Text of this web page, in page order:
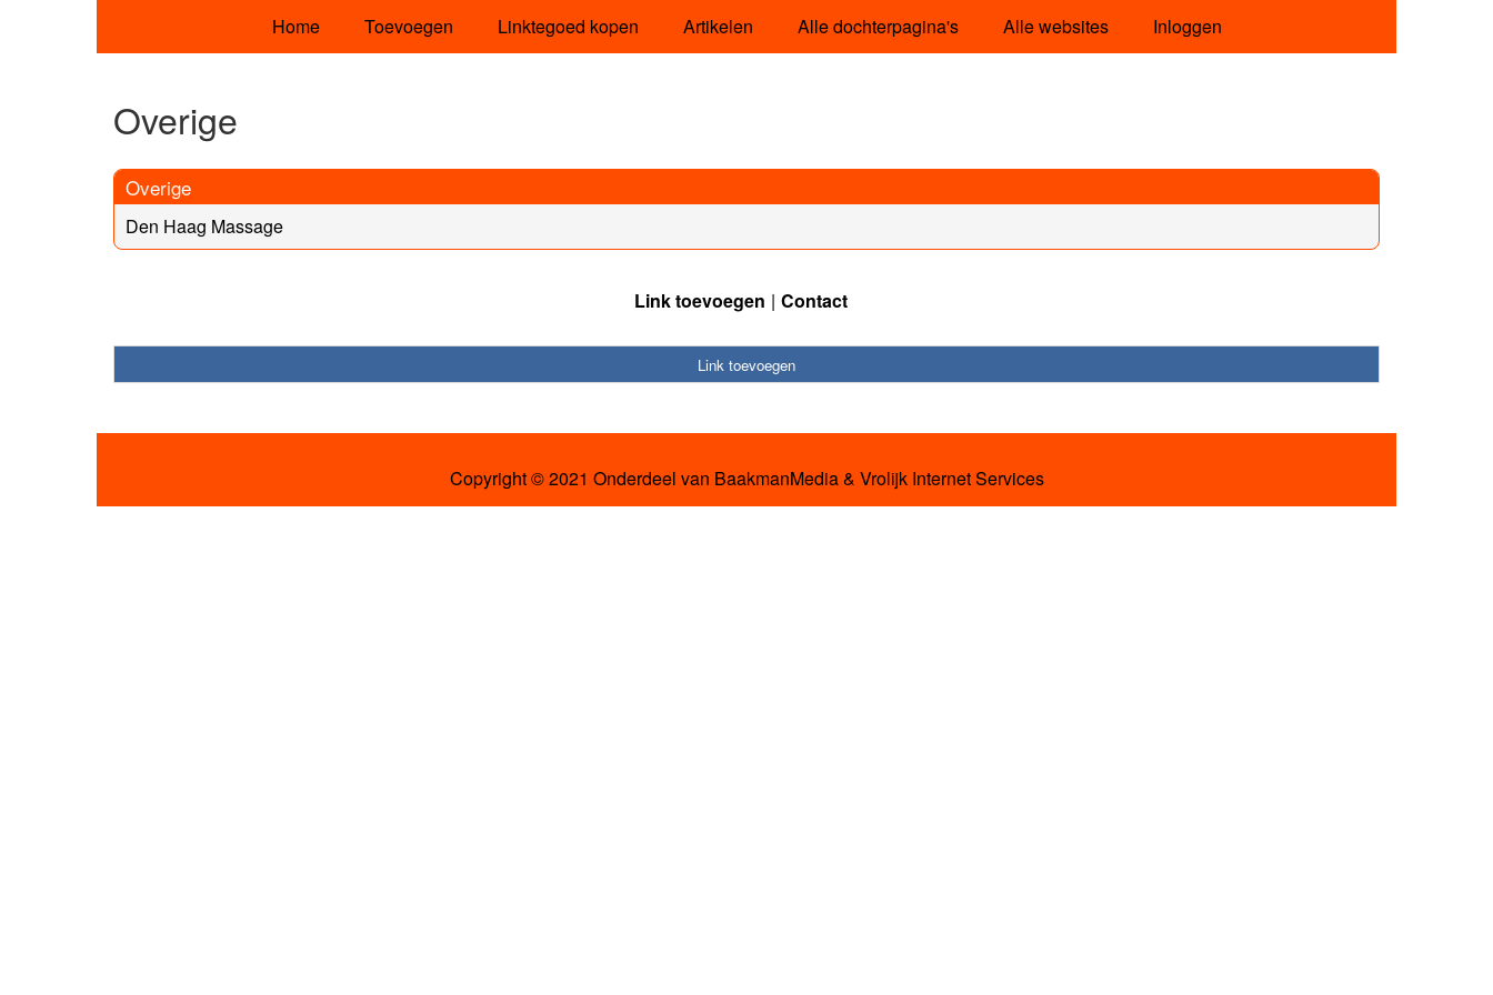
Home Toevoegen Linktegoed kopen Artikelen Alle dochterpagina's Alle websites Inloggen
Overige
Overige
Den Haag Massage
Link toevoegen Contact
Link toevoegen
Copyright © 2021 Onderdeel van BaakmanMedia& Vrolijk Internet Services